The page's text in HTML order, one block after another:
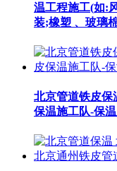
温工程施工(如:
装;橡塑 、玻璃
北京管道铁皮保
保温施工队-保